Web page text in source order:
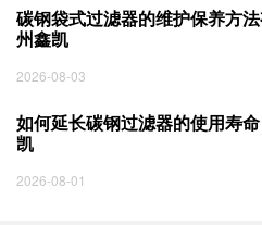
碳钢袋式过滤器的维护保养方
州鑫凯
2026-08-03
如何延长碳钢过滤器的使用寿
凯
2026-08-01